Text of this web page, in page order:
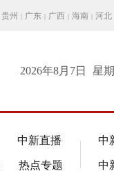
贵州 | 广东 | 广西 | 海南 | 河北
2026年8月7日 星
中新直播
热点专题
中
中